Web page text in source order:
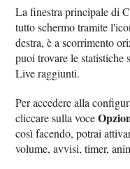
La finestra principale di
tutto schermo tramite
destra, è a scorrimento
puoi trovare le
Live raggiunti.
Per accedere alla
cliccare sulla voce
così facendo, potrai
volume, avvisi, timer,